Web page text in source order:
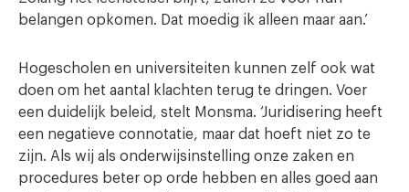
belangen opkomen. Dat moedig ik alleen maar aan.’
Hogescholen en universiteiten kunnen zelf ook wat
doen om het aantal klachten terug te dringen. Voer
een duidelijk beleid, stelt Monsma. ‘Juridisering heeft
een negatieve connotatie, maar dat hoeft niet zo te
zijn. Als wij als onderwijsinstelling onze zaken en
procedures beter op orde hebben en alles goed aan